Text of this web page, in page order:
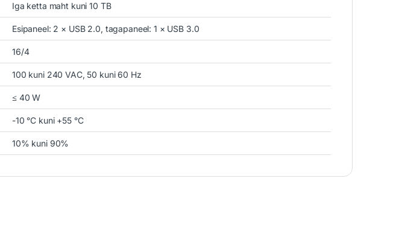
Iga ketta maht kuni 10 TB
Esipaneel: 2 × USB 2.0, tagapaneel: 1 × USB 3.0
16/4
100 kuni 240 VAC, 50 kuni 60 Hz
≤ 40 W
-10 °C kuni +55 °C
10% kuni 90%